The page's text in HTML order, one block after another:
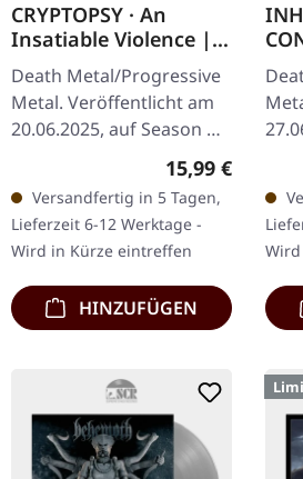
CRYPTOPSY · An
Insatiable Violence |
DIGIPAK CD
Death Metal/Progressive
Metal. Veröffentlicht am
20.06.2025, auf Season Of
Mist. CD im Digipak mit
Silberfoliendruck und 12-
seitigem Booklet.…
Regulärer Preis:
15,99 €
Versandfertig in 5 Tagen,
Lieferzeit 6-12 Werktage -
Wird in Kürze eintreffen
HINZUFÜGEN
LP